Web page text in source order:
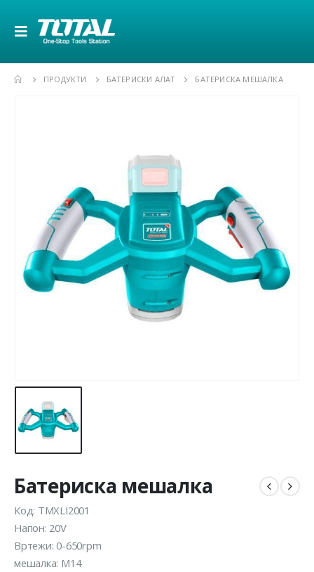
ПРОДУКТИ БАТЕРИСКИ АЛАТ БАТЕРИСКА МЕШАЛКА
Батериска мешалка
Код: TMXLI2001
Напон: 20V
Вртежи: 0-650rpm
мешалка: M14